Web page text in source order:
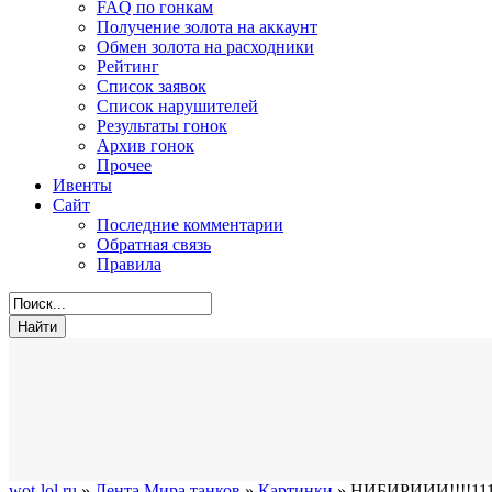
FAQ по гонкам
Получение золота на аккаунт
Обмен золота на расходники
Рейтинг
Список заявок
Список нарушителей
Результаты гонок
Архив гонок
Прочее
Ивенты
Сайт
Последние комментарии
Обратная связь
Правила